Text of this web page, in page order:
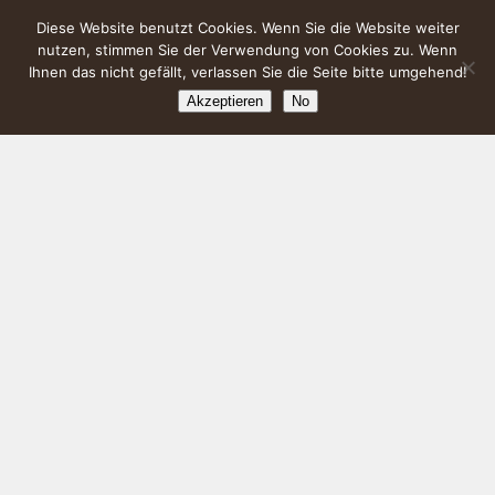
Diese Website benutzt Cookies. Wenn Sie die Website weiter
nutzen, stimmen Sie der Verwendung von Cookies zu. Wenn
Ihnen das nicht gefällt, verlassen Sie die Seite bitte umgehend!
Akzeptieren No